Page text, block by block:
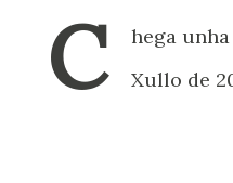
C
hega
Xullo de